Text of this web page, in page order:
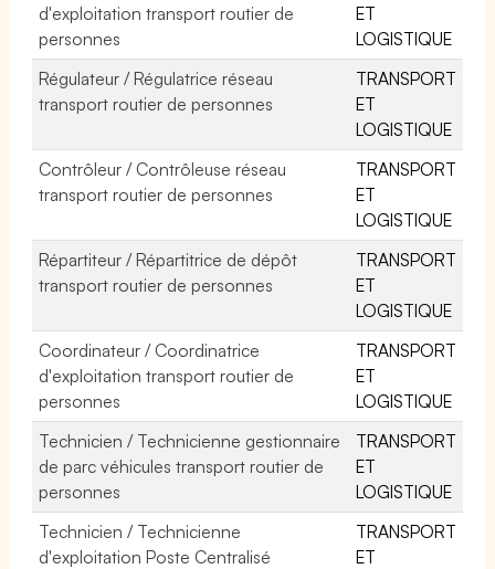
d'exploitation transport routier de
personnes
ET
LOGISTIQUE
Régulateur / Régulatrice réseau
transport routier de personnes
TRANSPORT
ET
LOGISTIQUE
Contrôleur / Contrôleuse réseau
transport routier de personnes
TRANSPORT
ET
LOGISTIQUE
Répartiteur / Répartitrice de dépôt
transport routier de personnes
TRANSPORT
ET
LOGISTIQUE
Coordinateur / Coordinatrice
d'exploitation transport routier de
personnes
TRANSPORT
ET
LOGISTIQUE
Technicien / Technicienne gestionnaire
de parc véhicules transport routier de
personnes
TRANSPORT
ET
LOGISTIQUE
Technicien / Technicienne
d'exploitation Poste Centralisé
TRANSPORT
ET